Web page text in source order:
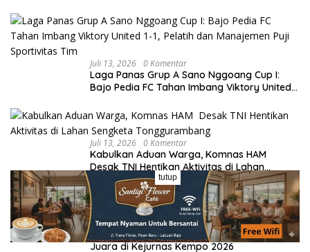
Juli 13, 2026 0 Komentar
Laga Panas Grup A Sano Nggoang Cup I:
Bajo Pedia FC Tahan Imbang Viktory United
Tim
Juli 13, 2026 0 Komentar
Kabulkan Aduan Warga, Komnas HAM
Desak TNI Hentikan Aktivitas di Lahan
Sengketa Tonggurambang
Juli 14, 2026 0 Komentar
Berlian Nasak, Putri Manggarai Panen Medali
Juara di Kejurnas Kempo 2026
tutup